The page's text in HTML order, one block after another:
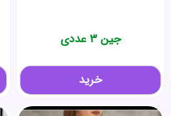
جین 3 عددی
خرید